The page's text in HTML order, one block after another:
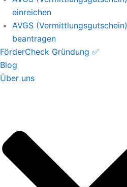
einreichen
AVGS (Vermittlungsgutschein)
beantragen
FörderCheck Gründung ✅
Blog
Über uns